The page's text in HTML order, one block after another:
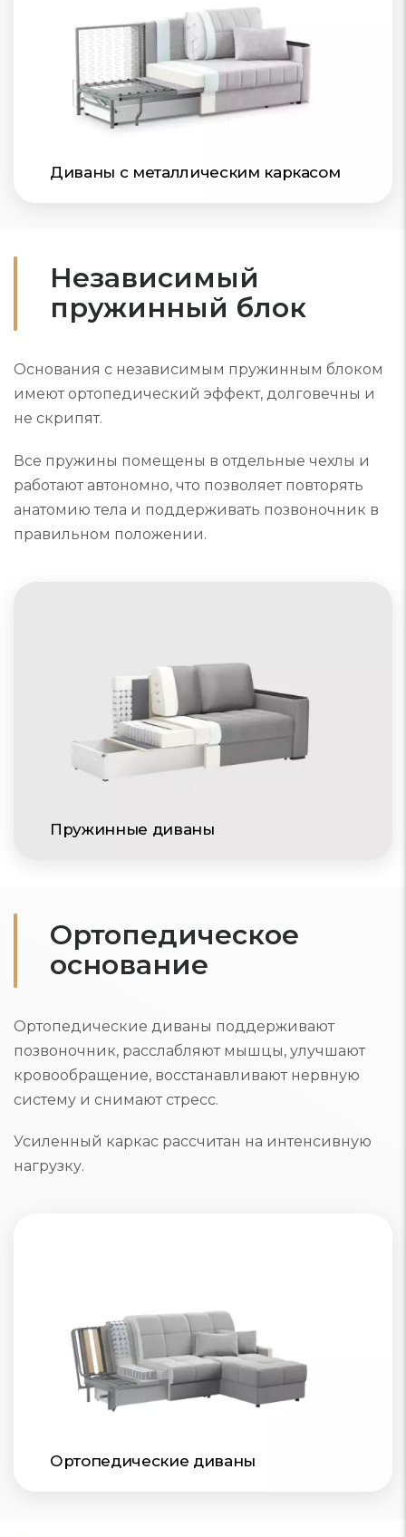
Диваны с металлическим каркасом
Пружинные диваны
Независимый
пружинный блок
Основания с независимым пружинным блоком
имеют ортопедический эффект, долговечны и
не скрипят.
Все пружины помещены в отдельные чехлы и
работают автономно, что позволяет повторять
анатомию тела и поддерживать позвоночник в
правильном положении.
Ортопедическое
основание
Ортопедические диваны поддерживают
позвоночник, расслабляют мышцы, улучшают
кровообращение, восстанавливают нервную
систему и снимают стресс.
Усиленный каркас рассчитан на интенсивную
нагрузку.
Ортопедические диваны